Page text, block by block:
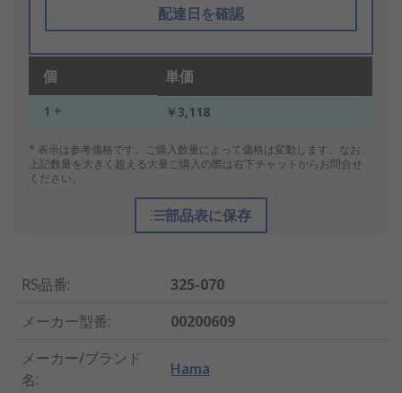
配達日を確認
個 単価
1 + ￥3,118
* 表示は参考価格です。ご購入数量によって価格は変動します。なお、
上記数量を大きく超える大量ご購入の際は右下チャットからお問合せ
ください。
部品表に保存
RS品番:
325-070
メーカー型番:
00200609
メーカー/ブランド
名:
Hama